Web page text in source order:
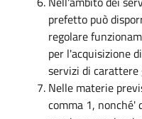
prefetto può
regolare
per l'acquisizione
servizi di carattere
Nelle materie
comma 1, nonché'